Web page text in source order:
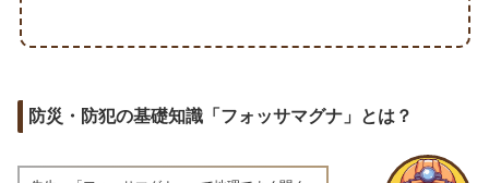
防災・防犯の基礎知識「フォッサマグナ」とは？